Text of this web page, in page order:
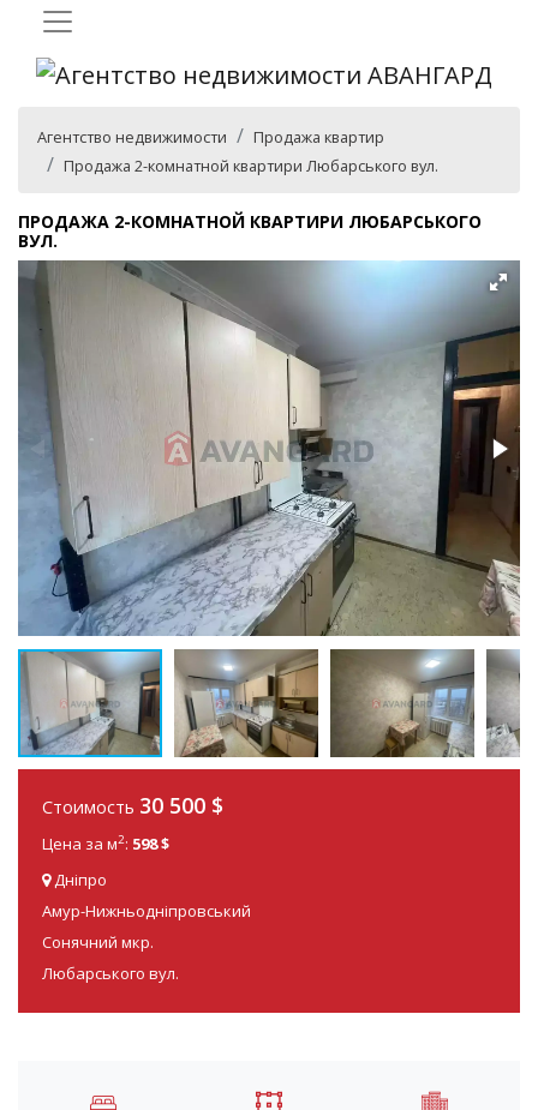
Агентство недвижимости
Продажа квартир
Продажа 2-комнатной квартири Любарського вул.
ПРОДАЖА 2-КОМНАТНОЙ КВАРТИРИ ЛЮБАРСЬКОГО
ВУЛ.
Стоимость 30 500 $
Цена за м2: 598 $
Дніпро
Амур-Нижньодніпровський
Сонячний мкр.
Любарського вул.